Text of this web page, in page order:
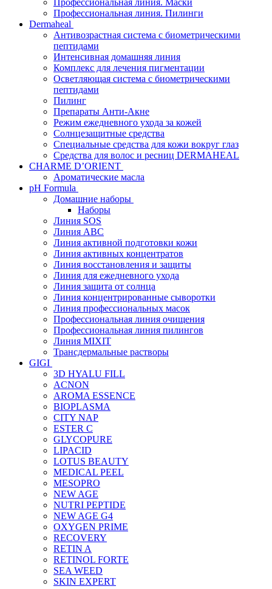
Профессиональная линия. Маски
Профессиональная линия. Пилинги
Dermaheal
Антивозрастная система с биометрическими
пептидами
Интенсивная домашняя линия
Комплекс для лечения пигментации
Осветляющая система с биометрическими
пептидами
Пилинг
Препараты Анти-Акне
Режим ежедневного ухода за кожей
Солнцезащитные средства
Специальные средства для кожи вокруг глаз
Средства для волос и ресниц DERMAHEAL
CHARME D’ORIENT
Ароматические масла
pH Formula
Домашние наборы
Наборы
Линия SOS
Линия АВС
Линия активной подготовки кожи
Линия активных концентратов
Линия восстановления и защиты
Линия для ежедневного ухода
Линия защита от солнца
Линия концентрированные сыворотки
Линия профессиональных масок
Профессиональная линия очищения
Профессиональная линия пилингов
Линия MIXIT
Трансдермальные растворы
GIGI
3D HYALU FILL
ACNON
AROMA ESSENCE
BIOPLASMA
CITY NAP
ESTER C
GLYCOPURE
LIPACID
LOTUS BEAUTY
MEDICAL PEEL
MESOPRO
NEW AGE
NUTRI PEPTIDE
NEW AGE G4
OXYGEN PRIME
RECOVERY
RETIN A
RETINOL FORTE
SEA WEED
SKIN EXPERT